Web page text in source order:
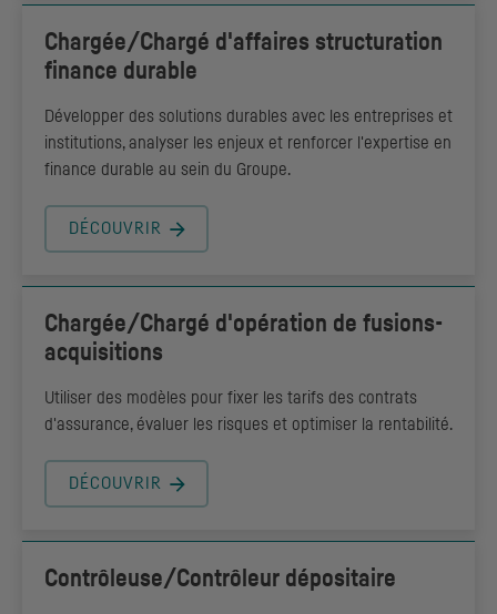
Chargée/Chargé d'affaires structuration
finance durable
Développer des solutions durables avec les entreprises et
institutions, analyser les enjeux et renforcer l'expertise en
finance durable au sein du Groupe.
DÉCOUVRIR
Chargée/Chargé d'opération de fusions-
acquisitions
Utiliser des modèles pour fixer les tarifs des contrats
d'assurance, évaluer les risques et optimiser la rentabilité.
DÉCOUVRIR
Contrôleuse/Contrôleur dépositaire